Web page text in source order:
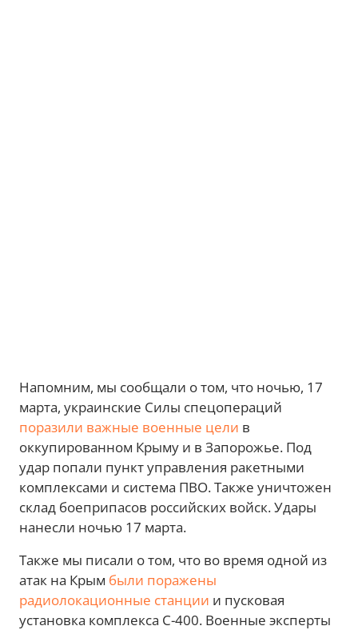
Напомним, мы сообщали о том, что ночью, 17
марта, украинские Силы спецопераций
поразили важные военные цели в
оккупированном Крыму и в Запорожье. Под
удар попали пункт управления ракетными
комплексами и система ПВО. Также уничтожен
склад боеприпасов российских войск. Удары
нанесли ночью 17 марта.
Также мы писали о том, что во время одной из
атак на Крым были поражены
радиолокационные станции и пусковая
установка комплекса С-400. Военные эксперты